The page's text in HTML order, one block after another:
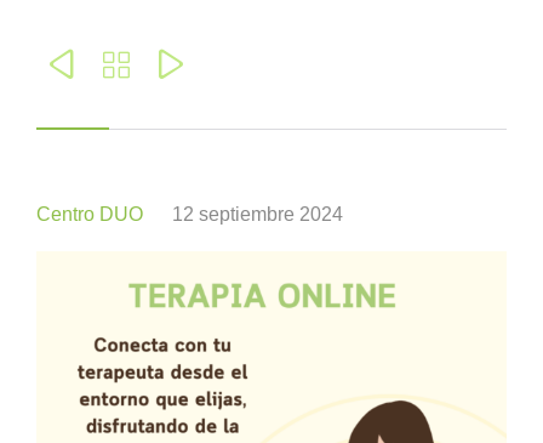
  
Centro DUO 12 septiembre 2024